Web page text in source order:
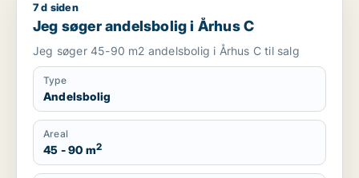
Jeg søger andelsbolig i Århus C
7 d siden
Jeg søger andelsbolig i Århus C
Jeg søger 45-90 m2 andelsbolig i Århus C til salg
Type
Andelsbolig
Areal
45 - 90 m2